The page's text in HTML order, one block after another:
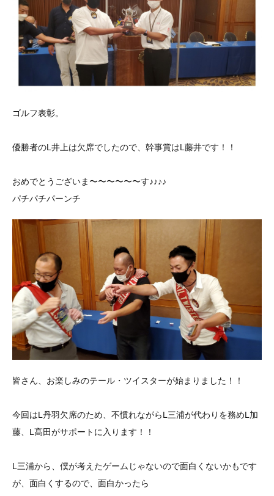
ゴルフ表彰。
優勝者のL井上は欠席でしたので、幹事賞はL藤井です！！
おめでとうございま〜〜〜〜〜〜す♪♪♪♪
パチパチパーンチ
皆さん、お楽しみのテール・ツイスターが始まりました！！
今回はL丹羽欠席のため、不慣れながらL三浦が代わりを務めL加
藤、L髙田がサポートに入ります！！
L三浦から、僕が考えたゲームじゃないので面白くないかもです
が、面白くするので、面白かったら